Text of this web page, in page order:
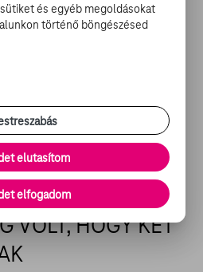
a fiatal generáció az,
például a drogok miatt. „Ezek
próbálnak felnőni, ahol nincs
pillanatban átvehetik a
És mégis van
VOLT, HOGY KÉT
és egyéb megoldásokat
történő böngészésed
elutasítom
elfogadom